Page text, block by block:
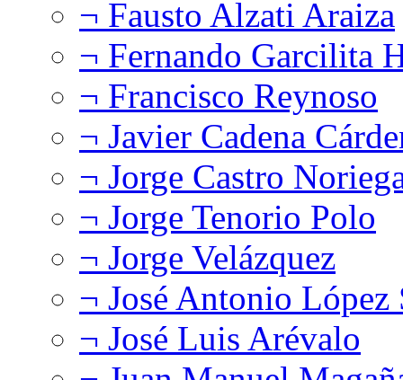
¬ Fausto Alzati Araiza
¬ Fernando Garcilita
¬ Francisco Reynoso
¬ Javier Cadena
¬ Jorge Castro
¬ Jorge Tenorio Polo
¬ Jorge Velázquez
¬ José Antonio López
¬ José Luis Arévalo